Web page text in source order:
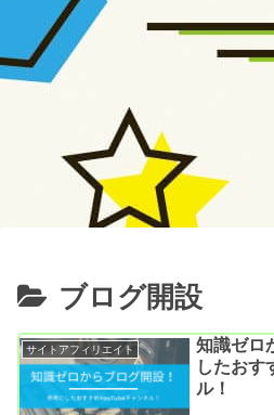
ブログ開設
サイトアフィリエイト
知識ゼロ
したおす
ル！